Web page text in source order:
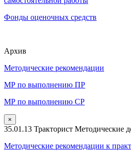
Фонды оценочных средств
Архив
Методические рекомендации
МР по выполнению ПР
МР по выполнению СР
×
35.01.13 Тракторист Методические
Методические рекомендации к